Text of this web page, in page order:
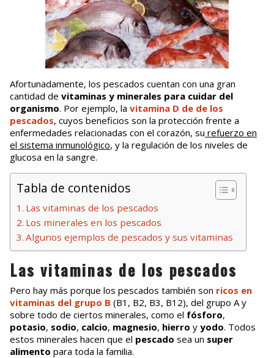
Afortunadamente, los pescados cuentan con una gran
cantidad de vitaminas y minerales para cuidar del
organismo. Por ejemplo, la vitamina D de de los
pescados, cuyos beneficios son la protección frente a
enfermedades relacionadas con el corazón, su refuerzo en
el sistema inmunológico, y la regulación de los niveles de
glucosa en la sangre.
Tabla de contenidos
Las vitaminas de los pescados
Los minerales en los pescados
Algunos ejemplos de pescados y sus vitaminas
Las vitaminas de los pescados
Pero hay más porque los pescados también son ricos en
vitaminas del grupo B (B1, B2, B3, B12), del grupo A y
sobre todo de ciertos minerales, como el fósforo,
potasio, sodio, calcio, magnesio, hierro y yodo. Todos
estos minerales hacen que el pescado sea un super
alimento para toda la familia.